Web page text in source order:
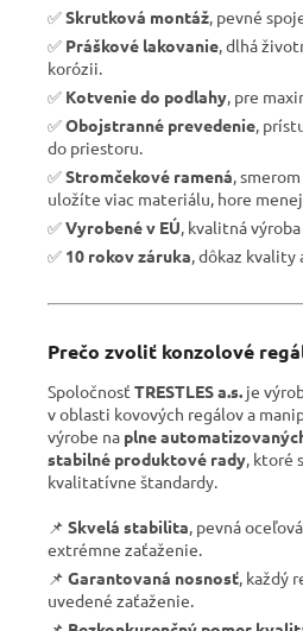
✅Skrutková montáž , pevné
✅ Práškové lakovanie , dlhá
korózii.
✅ Kotvenie do podlahy , pre
✅Obojstranné prevedenie ,
do priestoru.
✅Stromčekové ramená ,
uložíte viac materiálu, hore
✅Vyrobené v EÚ , kvalitná
✅ 10 rokov záruka , dôkaz
Prečo zvoliť konzolové
Spoločnosť TRESTLES a.s. je
v oblasti kovových regálov a
výrobe na plne
stabilné produktové rady , ktoré
kvalitatívne štandardy.
📌 Skvelá stabilita , pevná
extrémne zaťaženie.
📌 Garantovaná nosnosť , každý
uvedené zaťaženie.